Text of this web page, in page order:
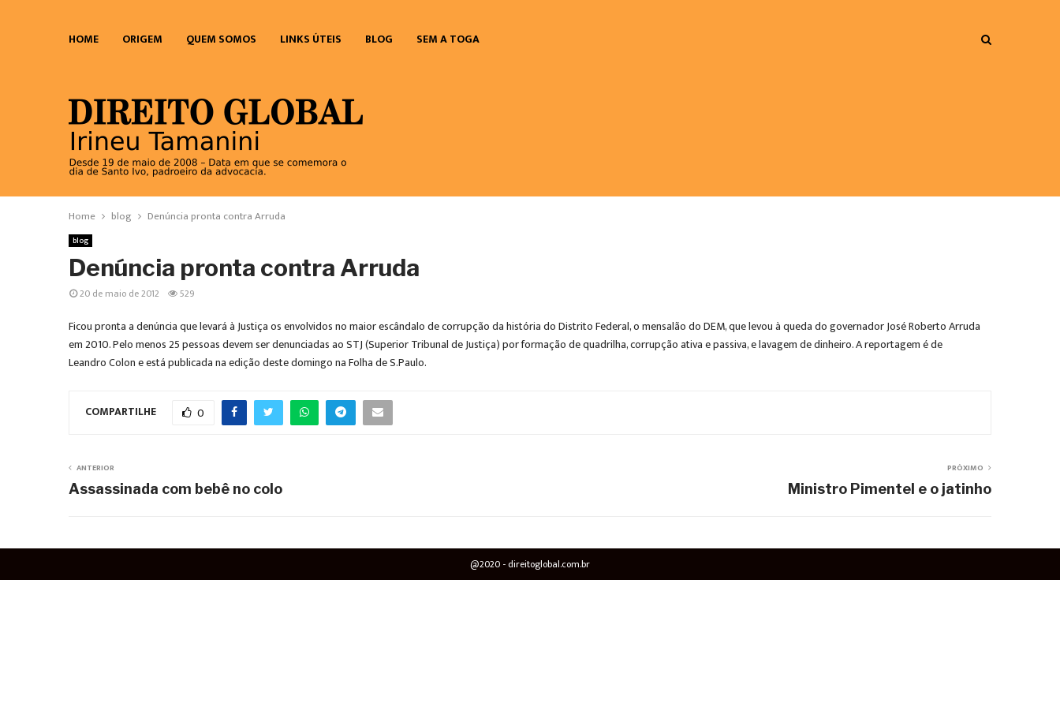
HOME ORIGEM QUEM SOMOS LINKS ÚTEIS BLOG SEM A TOGA
Home blog Denúncia pronta contra Arruda
blog
Denúncia pronta contra Arruda
20 de maio de 2012 529
Ficou pronta a denúncia que levará à Justiça os envolvidos no maior escândalo de corrupção da história do Distrito Federal, o mensalão do DEM, que levou à queda do governador José Roberto Arruda
em 2010. Pelo menos 25 pessoas devem ser denunciadas ao STJ (Superior Tribunal de Justiça) por formação de quadrilha, corrupção ativa e passiva, e lavagem de dinheiro. A reportagem é de
Leandro Colon e está publicada na edição deste domingo na Folha de S.Paulo.
COMPARTILHE 0
ANTERIOR
Assassinada com bebê no colo
PRÓXIMO
Ministro Pimentel e o jatinho
@2020 - direitoglobal.com.br